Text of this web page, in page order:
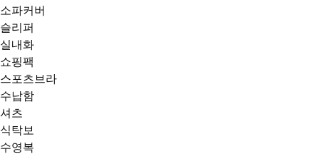
소파커버
슬리퍼
실내화
쇼핑팩
스포츠브라
수납함
셔츠
식탁보
수영복